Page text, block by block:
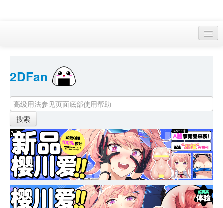
首页
找游戏
下资源
目录
本月新作
站内动态
小组
2DFan